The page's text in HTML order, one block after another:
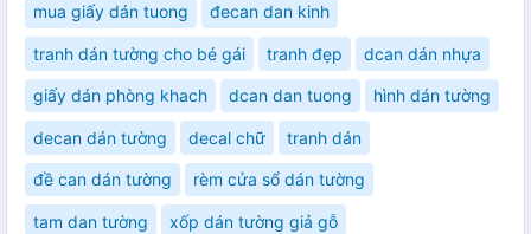
mua giấy dán tuong đecan dan kinh
tranh dán tường cho bé gái tranh đẹp dcan dán nhựa
giấy dán phòng khach dcan dan tuong hình dán tường
decan dán tường decal chữ tranh dán
đề can dán tường rèm cửa sổ dán tường
tam dan tường xốp dán tường giả gỗ